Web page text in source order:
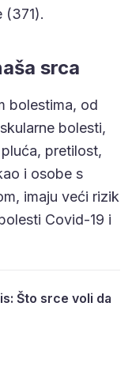
(371).
srca
bolestima, od
bolesti,
pretilost,
i osobe s
imaju veći rizik
Covid-19 i
Što srce voli da